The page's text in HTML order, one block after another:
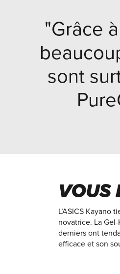
"Grâce
sont
VOUS
L’ASICS
novatrice. La
derniers ont
efficace et son